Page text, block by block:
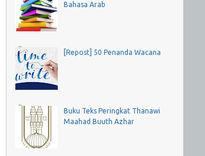
Bahasa Arab
[Repost] 50 Penanda Wacana
Buku Teks Peringkat Thanawi
Maahad Buuth Azhar